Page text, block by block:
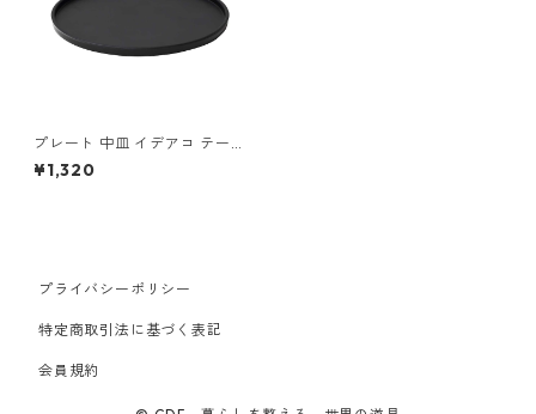
プレート 中皿 イデアコ テーブ
ルウェア ワモノ 18 ideaco W
AMONO 18 kuro クロ
¥1,320
プライバシーポリシー
特定商取引法に基づく表記
会員規約